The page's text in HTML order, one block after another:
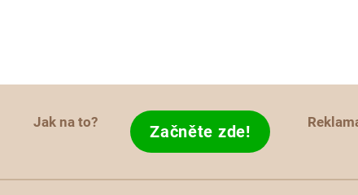
Jak na to? Začněte zde!